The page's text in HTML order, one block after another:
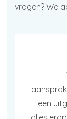
vragen? We
een
alles